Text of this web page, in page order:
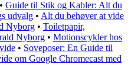
• Guide til Stik og Kabler: Alt du
udvalg • Alt du behøver at vide
Nyborg • Toiletpapir,
Nyborg • Motionscykler hos
• Soveposer: En Guide til
om Google Chromecast med